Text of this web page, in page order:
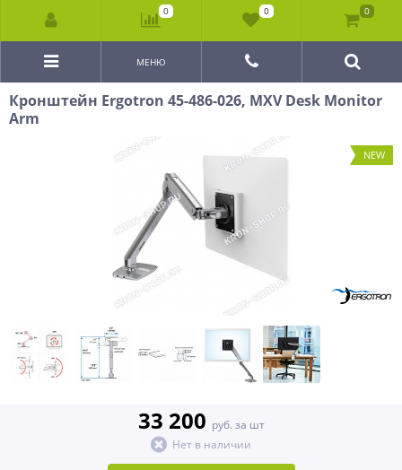
МЕНЮ
Кронштейн Ergotron 45-486-026, MXV Desk Monitor
Arm
NEW
33 200 руб. за шт
Нет в наличии
0 0 0